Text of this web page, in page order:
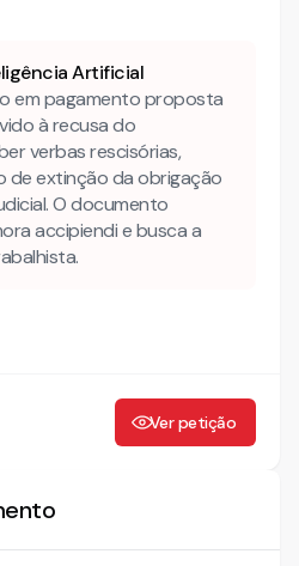
a ação de consignação?
INTELIGÊNCIA ARTIFICIAL para
EM PAGAMENTO
Artificial
em pagamento proposta
à recusa do
verbas rescisórias,
de extinção da obrigação
O documento
accipiendi e busca a
Ver petição